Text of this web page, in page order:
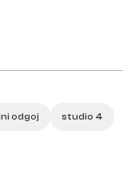
odgoj studio 4